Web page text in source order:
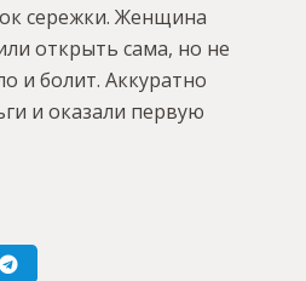
сережки. Женщина
открыть сама, но не
и болит. Аккуратно
и оказали первую